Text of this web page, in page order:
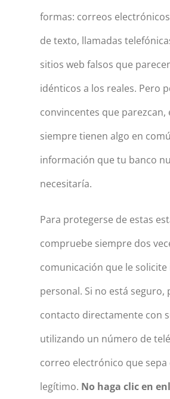
formas: correos
de texto, llamadas
sitios web falsos que
idénticos a los reales. Pero
convincentes que parezcan,
siempre tienen algo en
información que tu banco
necesitaría.
Para protegerse de estas
compruebe siempre dos
comunicación que le
personal. Si no está seguro,
contacto directamente con
utilizando un número de
correo electrónico que sepa
legítimo. No haga clic en